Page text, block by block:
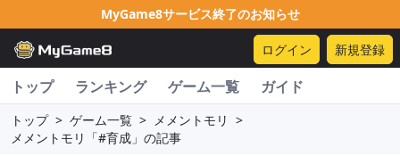
MyGame8サービス終了のお知らせ
ログイン 新規登録
トップ ランキング ゲーム一覧 ガイド
トップ > ゲーム一覧 > メメントモリ >
メメントモリ「#育成」の記事